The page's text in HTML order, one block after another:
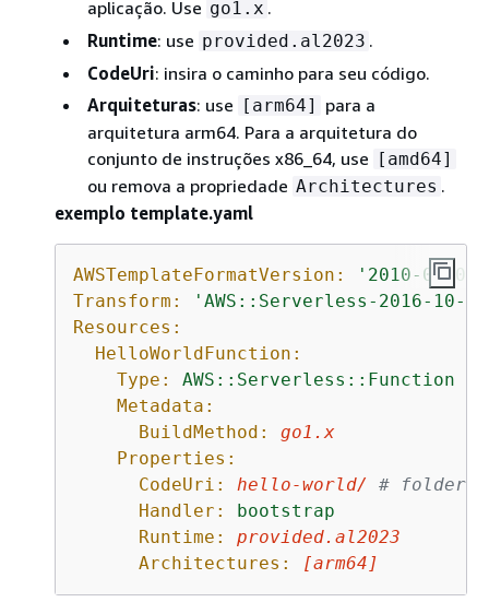
aplicação. Use go1.x .
Runtime: use provided.al2023 .
CodeUri: insira o caminho para seu código.
Arquiteturas: use [arm64]
para a
arquitetura arm64. Para a arquitetura do
conjunto de instruções x86_64, use [amd64]
ou remova a propriedade Architectures .
exemplo template.yaml
AWSTemplateFormatVersion:
'2010-09-09'
Transform:
'AWS::Serverless-2016-10-
Resources:
HelloWorldFunction:
Type:
AWS::Serverless::Function
Metadata:
BuildMethod:
go1.x
Properties:
CodeUri:
hello-world/
# folder
Handler:
bootstrap
Runtime:
provided.al2023
Architectures:
[arm64 ]